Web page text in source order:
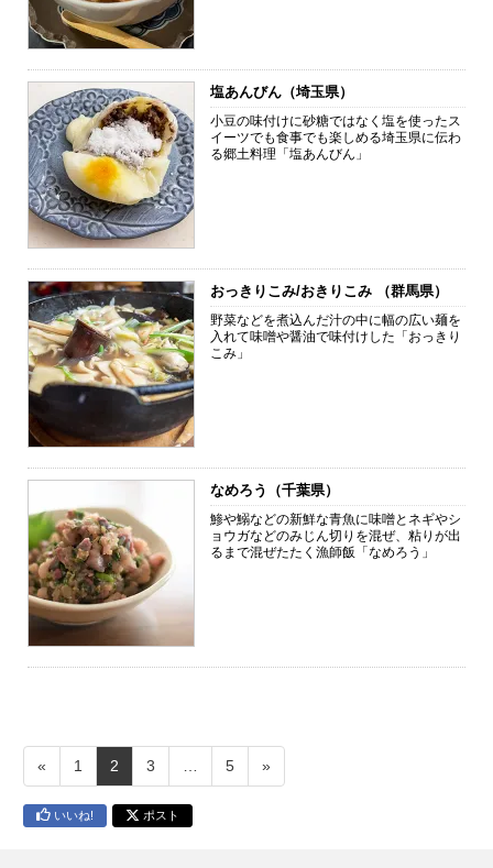
塩あんびん（埼玉県）
小豆の味付けに砂糖ではなく塩を使ったス
イーツでも食事でも楽しめる埼玉県に伝わ
る郷土料理「塩あんびん」
おっきりこみ/おきりこみ （群馬県）
野菜などを煮込んだ汁の中に幅の広い麺を
入れて味噌や醤油で味付けした「おっきり
こみ」
なめろう（千葉県）
鯵や鰯などの新鮮な青魚に味噌とネギやシ
ョウガなどのみじん切りを混ぜ、粘りが出
るまで混ぜたたく漁師飯「なめろう」
« 1 2 3 5 »
いいね! ポスト